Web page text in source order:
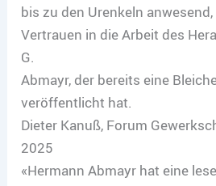
bis zu den Urenkeln
Vertrauen in die Arbeit des
G.
Abmayr, der bereits eine
veröffentlicht hat.
Dieter Kanuß, Forum
2025
«Hermann Abmayr hat eine